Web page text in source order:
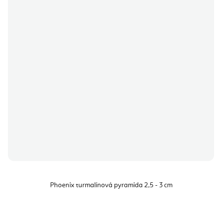
Phoenix turmalínová pyramida 2,5 - 3 cm